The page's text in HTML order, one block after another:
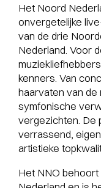
Het Noord
onvergetelijke
van de drie
Nederland. Voor
kenners. Van
haarvaten van de
symfonische
vergezichten. De
verrassend,
artistieke
Het NNO